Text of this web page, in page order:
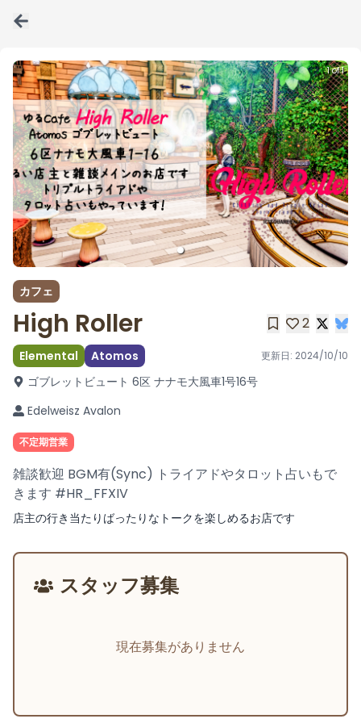
1 of 1
カフェ
High Roller 2
Elemental Atomos 更新日: 2024/10/10
ゴブレットビュート 6区 ナナモ大風車1号16号
Edelweisz Avalon
不定期営業
雑談歓迎 BGM有(Sync) トライアドやタロット占いもで
きます #HR_FFXIV
店主の行き当たりばったりなトークを楽しめるお店です
スタッフ募集
現在募集がありません